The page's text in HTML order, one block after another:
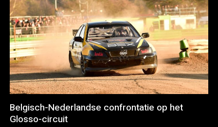
Belgisch-Nederlandse confrontatie op het
Glosso-circuit